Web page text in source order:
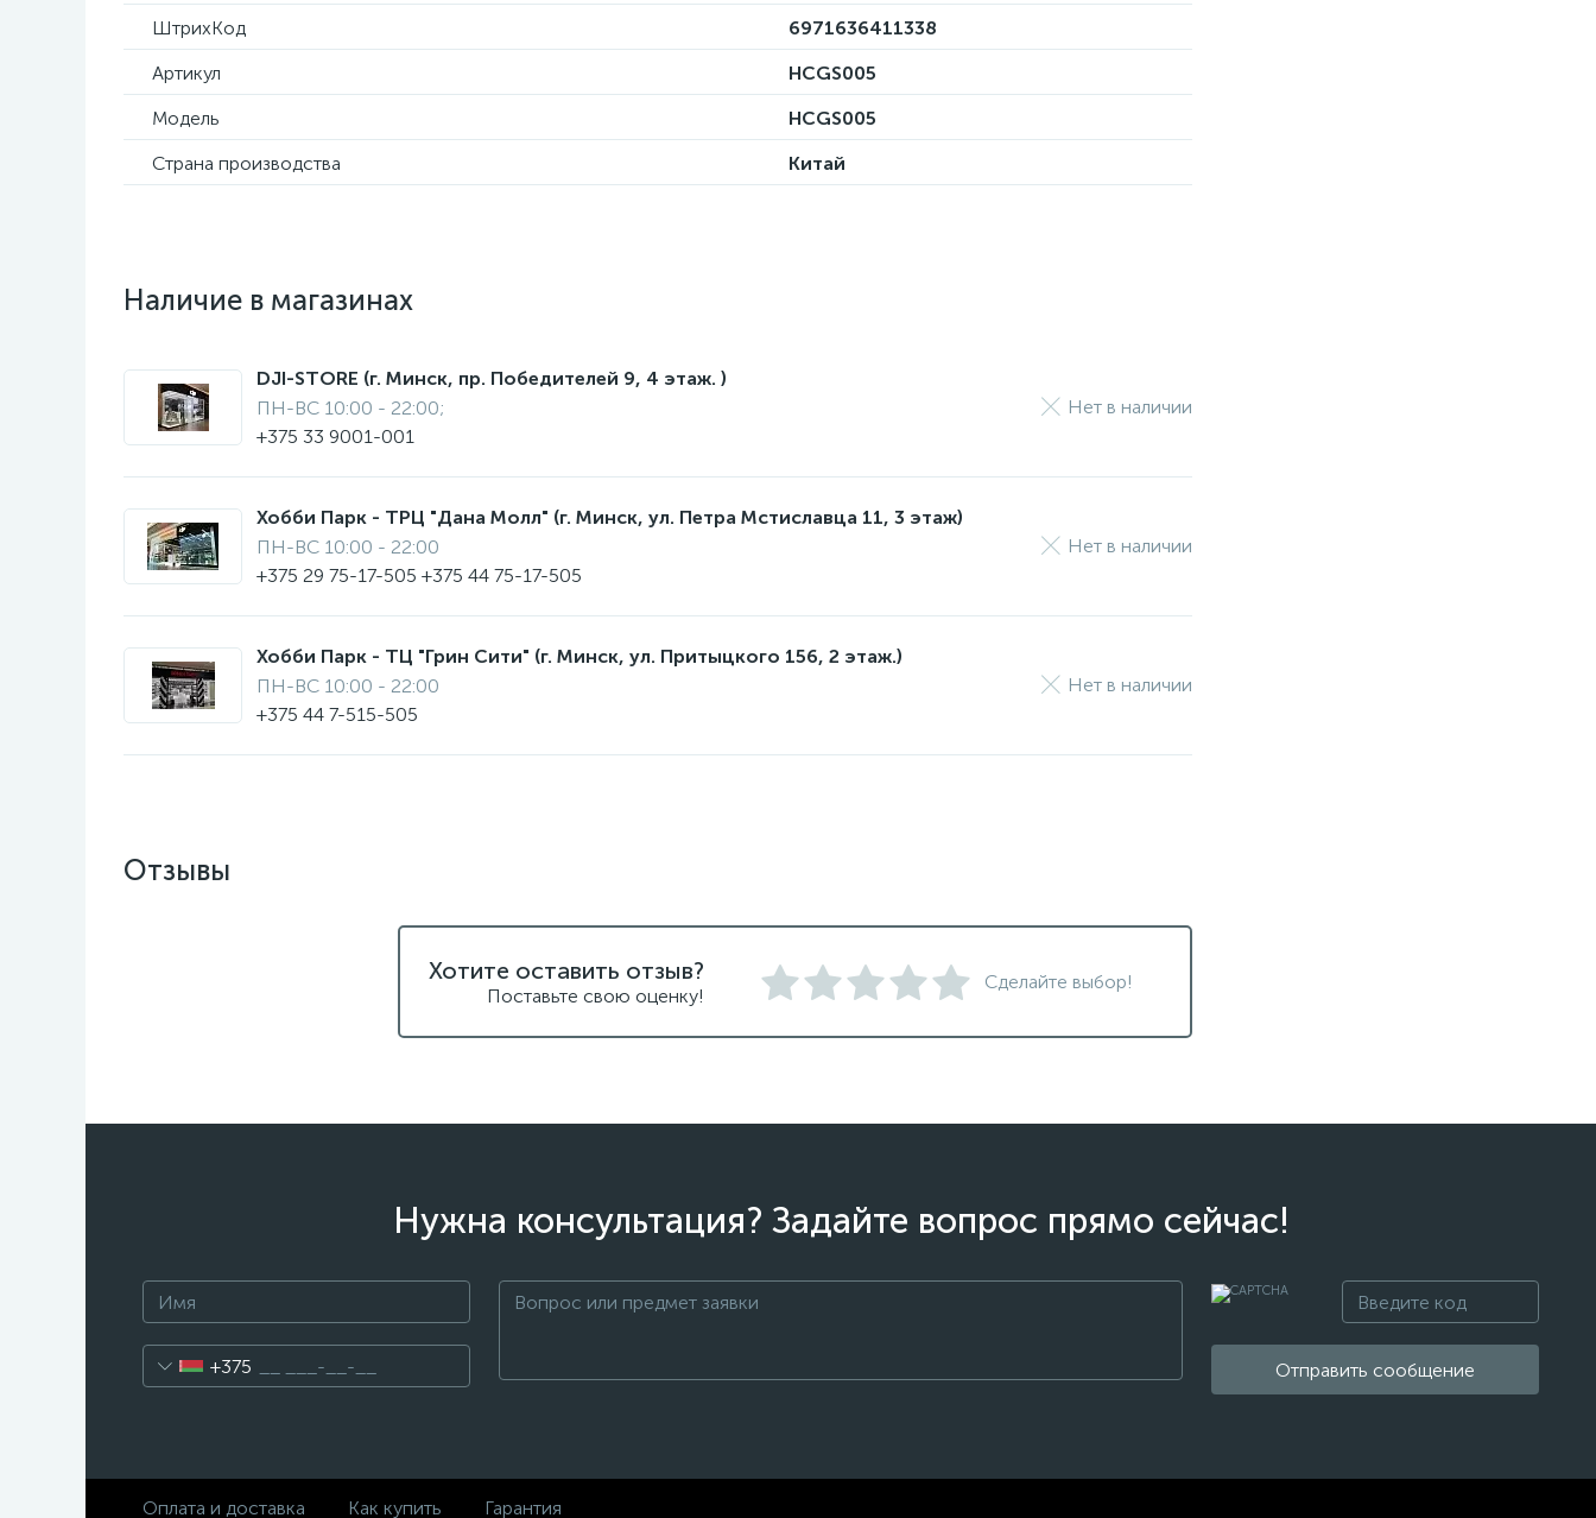
ШтрихКод
6971636411338
Артикул
HCGS005
Модель
HCGS005
Страна производства
Китай
Наличие в магазинах
DJI-STORE (г. Минск, пр. Победителей 9, 4 этаж. )
ПН-ВС 10:00 - 22:00;
+375 33 9001-001
Нет в наличии
Хобби Парк - ТРЦ "Дана Молл" (г. Минск, ул. Петра Мстиславца 11, 3 этаж)
ПН-ВС 10:00 - 22:00
+375 29 75-17-505 +375 44 75-17-505
Нет в наличии
Хобби Парк - ТЦ "Грин Сити" (г. Минск, ул. Притыцкого 156, 2 этаж.)
ПН-ВС 10:00 - 22:00
+375 44 7-515-505
Нет в наличии
Отзывы
Хотите оставить отзыв?
Поставьте свою оценку!
Сделайте выбор!
Нужна консультация? Задайте вопрос прямо сейчас!
+375 Отправить сообщение
Оплата и доставка Как купить Гарантия